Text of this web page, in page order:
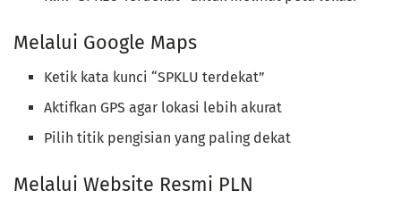
Melalui Google Maps
Ketik kata kunci “SPKLU terdekat”
Aktifkan GPS agar lokasi lebih akurat
Pilih titik pengisian yang paling dekat
Melalui Website Resmi PLN